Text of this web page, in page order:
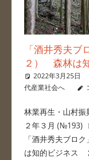
「酒井秀夫
２） 森林は
2022年3月25日
代産業社会へ
林業再生・山村
２年３月 (№193)
「酒井秀夫ブロ
は知的ビジネス